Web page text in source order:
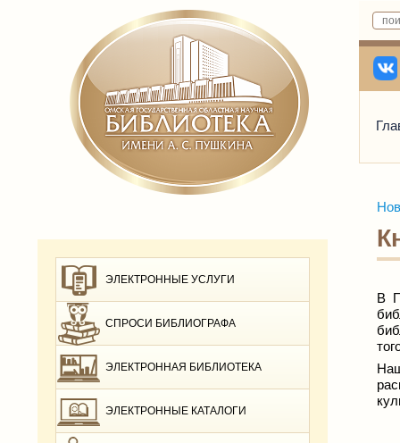
ЭЛЕКТРОННЫЕ УСЛУГИ
СПРОСИ БИБЛИОГРАФА
ЭЛЕКТРОННАЯ БИБЛИОТЕКА
ЭЛЕКТРОННЫЕ КАТАЛОГИ
В